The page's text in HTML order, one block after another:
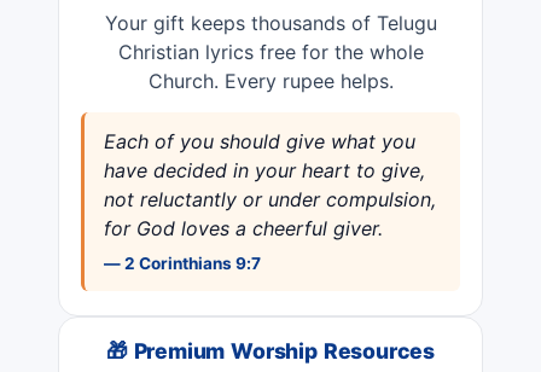
Your gift keeps thousands of Telugu
Christian lyrics free for the whole
Church. Every rupee helps.
Each of you should give what you
have decided in your heart to give,
not reluctantly or under compulsion,
for God loves a cheerful giver.
— 2 Corinthians 9:7
🎁 Premium Worship Resources